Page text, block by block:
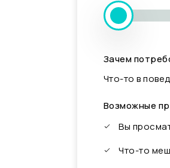
Зачем
Что-то в
Возможные
Вы
Что-то